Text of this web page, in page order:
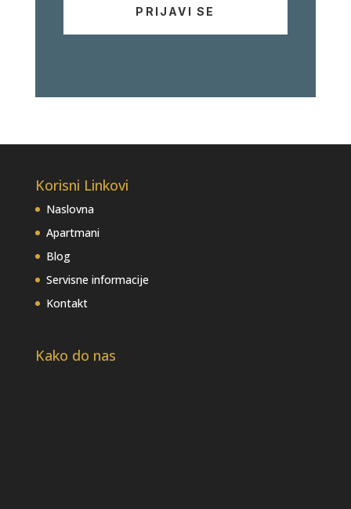
PRIJAVI SE
Korisni Linkovi
Naslovna
Apartmani
Blog
Servisne informacije
Kontakt
Kako do nas